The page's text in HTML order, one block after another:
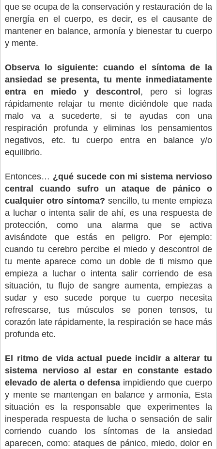
que se ocupa de la conservación y restauración de la
energía en el cuerpo, es decir, es el causante de
mantener en balance, armonía y bienestar tu cuerpo
y mente.
Observa lo siguiente: cuando el síntoma de la
ansiedad se presenta, tu mente inmediatamente
entra en miedo y descontrol , pero si logras
rápidamente relajar tu mente diciéndole que nada
malo va a sucederte, si te ayudas con una
respiración profunda y eliminas los pensamientos
negativos, etc. tu cuerpo entra en balance y/o
equilibrio.
Entonces… ¿qué sucede con mi sistema nervioso
central cuando sufro un ataque de pánico o
cualquier otro síntoma? sencillo, tu mente empieza
a luchar o intenta salir de ahí, es una respuesta de
protección, como una alarma que se activa
avisándote que estás en peligro. Por ejemplo:
cuando tu cerebro percibe el miedo y descontrol de
tu mente aparece como un doble de ti mismo que
empieza a luchar o intenta salir corriendo de esa
situación, tu flujo de sangre aumenta, empiezas a
sudar y eso sucede porque tu cuerpo necesita
refrescarse, tus músculos se ponen tensos, tu
corazón late rápidamente, la respiración se hace más
profunda etc.
El ritmo de vida actual puede incidir a alterar tu
sistema nervioso al estar en constante estado
elevado de alerta o defensa impidiendo que cuerpo
y mente se mantengan en balance y armonía, Esta
situación es la responsable que experimentes la
inesperada respuesta de lucha o sensación de salir
corriendo cuando los síntomas de la ansiedad
aparecen, como: ataques de pánico, miedo, dolor en